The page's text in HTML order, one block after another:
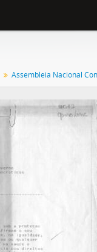
Assembleia Nacional